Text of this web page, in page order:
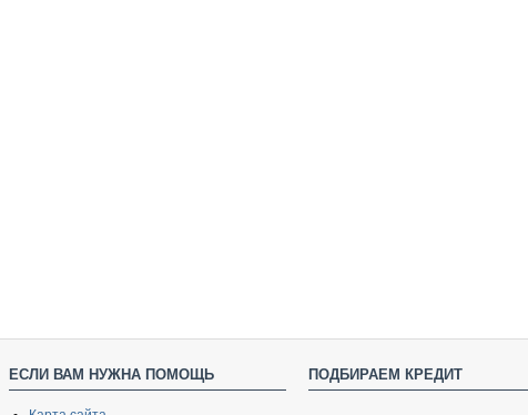
ЕСЛИ ВАМ НУЖНА ПОМОЩЬ ПОДБИРАЕМ КРЕДИТ